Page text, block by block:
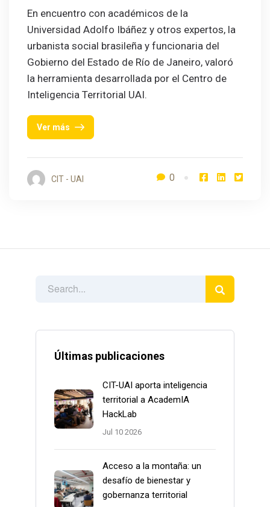
Últimas publicaciones
CIT-UAI aporta inteligencia
territorial a AcademIA
HackLab
Jul 10 2026
Acceso a la montaña: un
desafío de bienestar y
gobernanza territorial
En encuentro con académicos de la
Universidad Adolfo Ibáñez y otros expertos, la
urbanista social brasileña y funcionaria del
Gobierno del Estado de Río de Janeiro, valoró
la herramienta desarrollada por el Centro de
Inteligencia Territorial UAI.
Ver más
CIT - UAI 0